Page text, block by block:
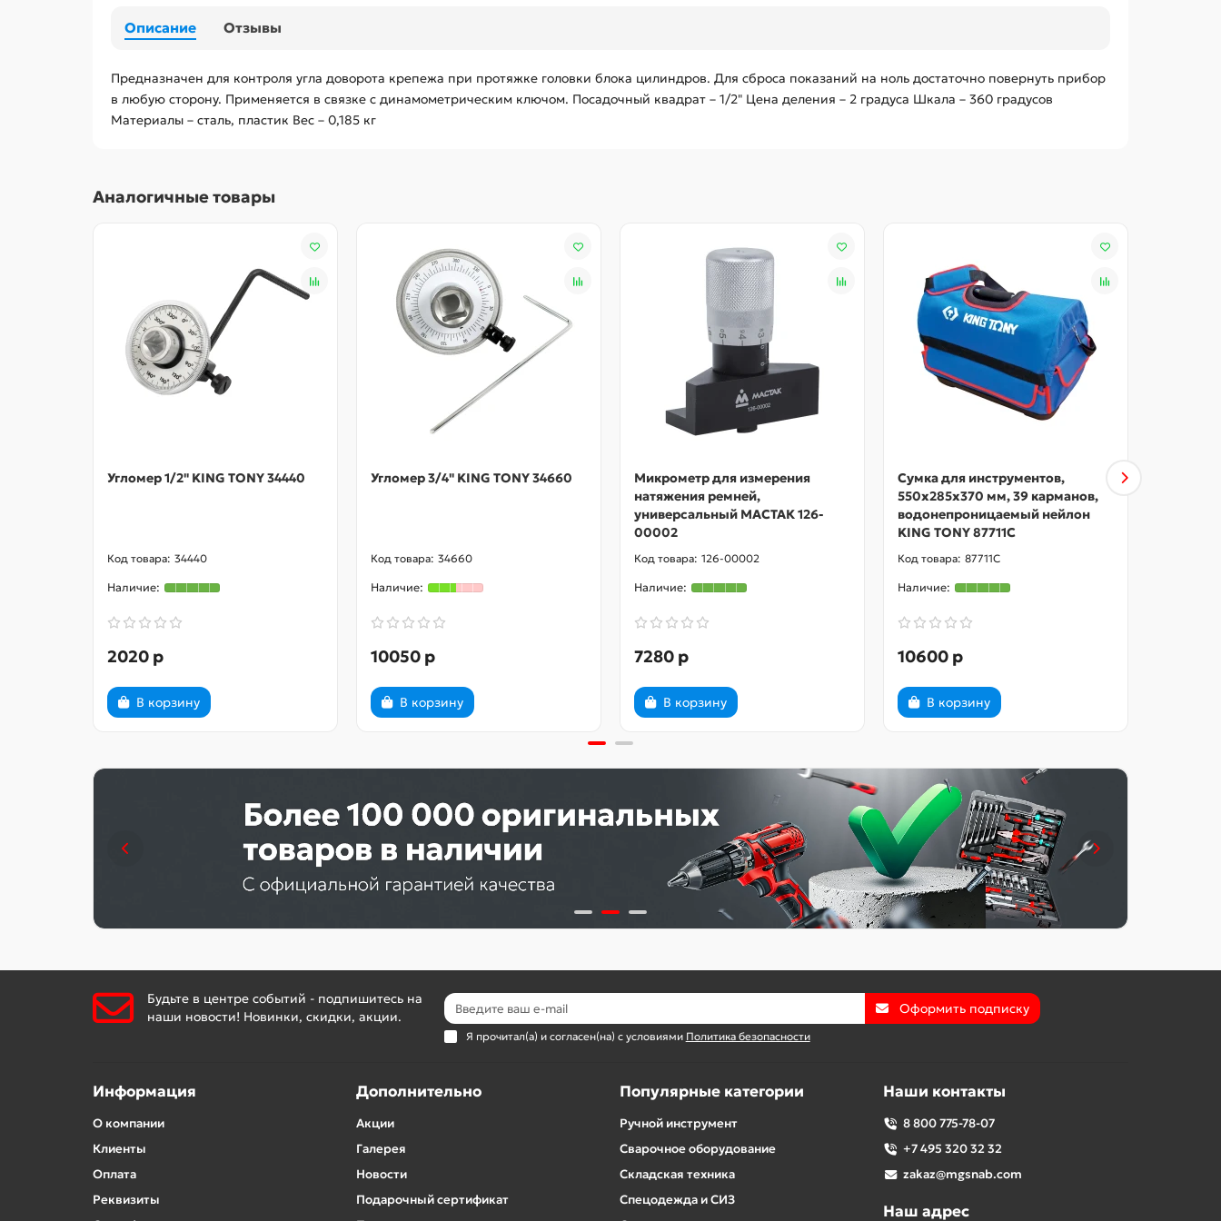
Описание Отзывы
Предназначен для контроля угла доворота крепежа при протяжке головки блока цилиндров. Для сброса показаний на ноль достаточно повернуть прибор
в любую сторону. Применяется в связке с динамометрическим ключом. Посадочный квадрат – 1/2" Цена деления – 2 градуса Шкала – 360 градусов
Материалы – сталь, пластик Вес – 0,185 кг
Аналогичные товары
Угломер 1/2" KING TONY 34440
34440
2020 р
В корзину
Угломер 3/4" KING TONY 34660
34660
10050 р
В корзину
Микрометр для измерения
натяжения ремней,
универсальный МАСТАК 126-
00002
126-00002
7280 р
В корзину
Сумка для инструментов,
550х285х370 мм, 39 карманов,
водонепроницаемый нейлон
KING TONY 87711C
87711C
10600 р
В корзину
Будьте в центре событий - подпишитесь на
наши новости! Новинки, скидки, акции.
Оформить подписку
Я прочитал(а) и согласен(на) с условиями Политика безопасности
Информация
О компании
Клиенты
Оплата
Реквизиты
Дополнительно
Акции
Галерея
Новости
Подарочный сертификат
Популярные категории
Ручной инструмент
Сварочное оборудование
Складская техника
Спецодежда и СИЗ
Наши контакты
8 800 775-78-07
+7 495 320 32 32
zakaz@mgsnab.com
Наш адрес